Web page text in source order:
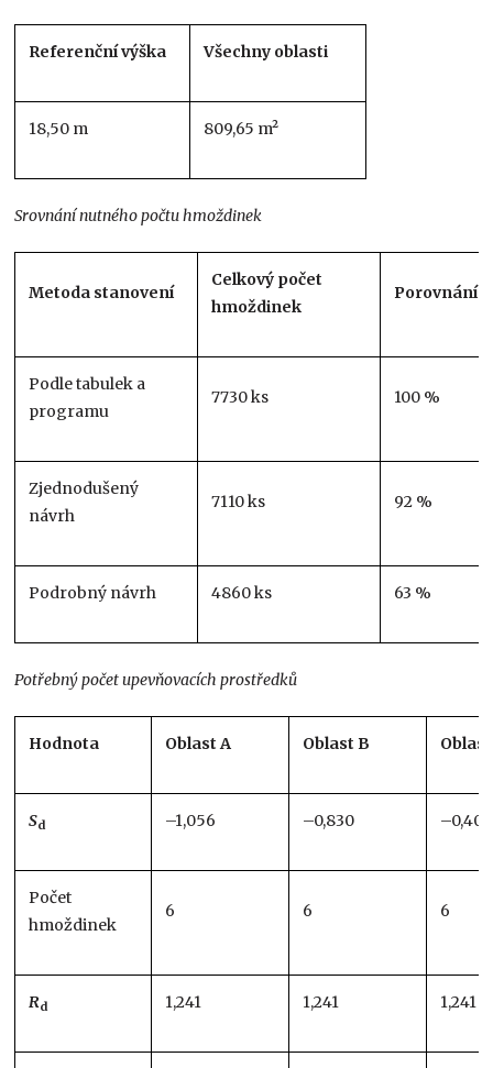
Referenční výška Všechny oblasti
18,50 m 809,65 m²
Srovnání nutného počtu hmoždinek
Metoda stanovení
Celkový počet
hmoždinek
Porovnání
Podle tabulek a
programu
7730 ks 100 %
Zjednodušený
návrh
7110 ks 92 %
Podrobný návrh 4860 ks 63 %
Potřebný počet upevňovacích prostředků
Hodnota Oblast A Oblast B
Sd –1,056 –0,830 –0,401
Počet
hmoždinek
6 6 6
Rd 1,241 1,241 1,241